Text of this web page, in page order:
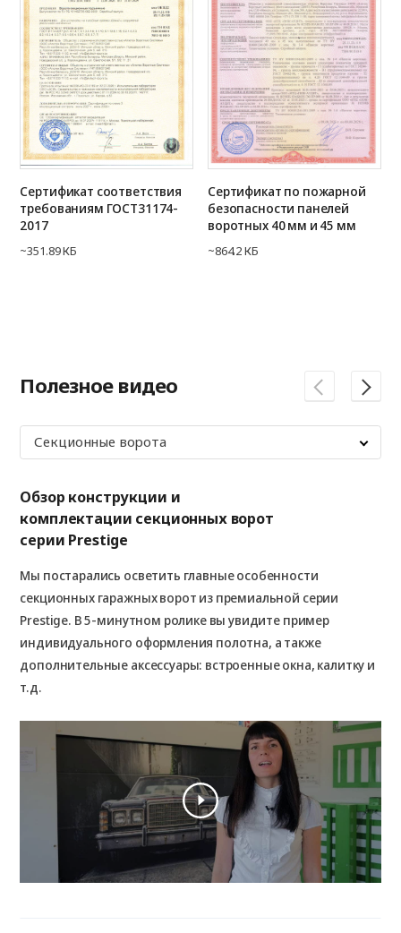
Сертификат соответствия
требованиям ГОСТ31174-
2017
~351.89 КБ
Сертификат по пожарной
безопасности панелей
воротных 40 мм и 45 мм
~864.2 КБ
Полезное видео
Секционные ворота
Обзор конструкции и
комплектации секционных ворот
серии Prestige
Мы постарались осветить главные особенности
секционных гаражных ворот из премиальной серии
Prestige. В 5-минутном ролике вы увидите пример
индивидуального оформления полотна, а также
дополнительные аксессуары: встроенные окна, калитку и
т.д.